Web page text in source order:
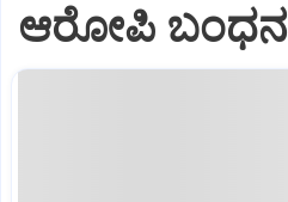
ಆರೋಪಿ ಬಂಧನ